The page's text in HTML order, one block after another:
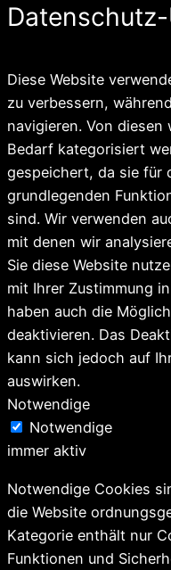
Diese Website
zu verbessern,
navigieren. Von
Bedarf kategorisiert
gespeichert, da sie für
grundlegenden
sind. Wir verwenden
mit denen wir
Sie diese Website
mit Ihrer Zustimmung
haben auch die
deaktivieren. Das
kann sich jedoch auf
auswirken.
Notwendige
Notwendige
immer aktiv
Notwendige Cookies
die Website
Kategorie enthält nur
Funktionen und